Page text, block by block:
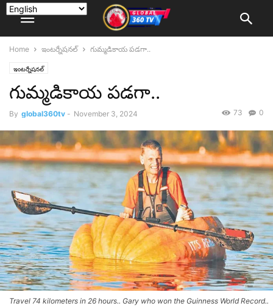
Home ఇంటర్నేషనల్ గుమ్మడికాయ పడగా..
ఇంటర్నేషనల్
గుమ్మడికాయ పడగా..
By global360tv - November 3, 2024 0
73
Travel 74 kilometers in 26 hours.. Gary who won the Guinness World Record..